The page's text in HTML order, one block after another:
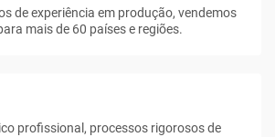
de experiência em produção, vendemos
mais de 60 países e regiões.
profissional, processos rigorosos de